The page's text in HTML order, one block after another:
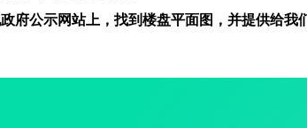
府公示网站上，找到楼盘平面图，并提供给